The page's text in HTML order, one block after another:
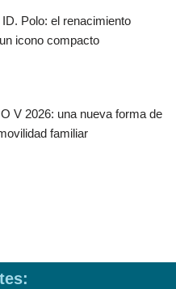
Polo: el renacimiento
icono compacto
V 2026: una nueva forma de
familiar